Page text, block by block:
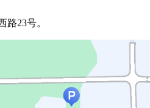
23号。